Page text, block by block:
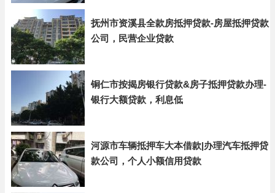
抚州市资溪县全款房抵押贷款-房屋抵押贷款
公司，民营企业贷款
铜仁市按揭房银行贷款&房子抵押贷款办理-
银行大额贷款，利息低
河源市车辆抵押车大本借款|办理汽车抵押贷
款公司，个人小额信用贷款